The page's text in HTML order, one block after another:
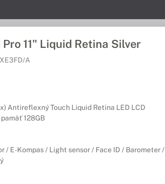
Pro 11" Liquid Retina Silver
A
Antireflexný Touch Liquid Retina LED LCD
128GB
/ E-Kompas / Light sensor / Face ID / Barometer